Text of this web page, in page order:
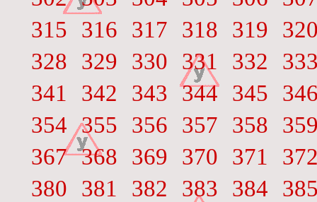
315
316 317 318 319
328
329 330 331 332
341
342 343 344 345
354 355 356 357 358
367 368 369 370 371
380
381 382 383 384